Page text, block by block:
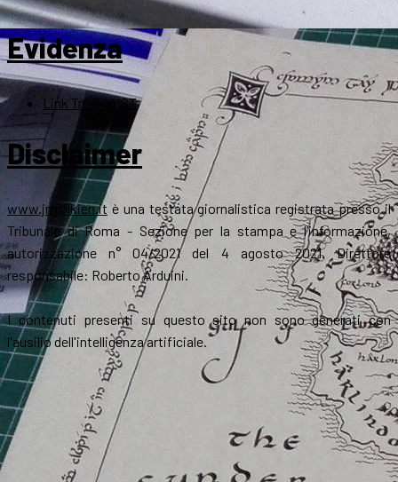
Evidenza
Link Tree – AIST
Disclaimer
www.jrrtolkien.it è una testata giornalistica registrata presso il
Tribunale di Roma - Sezione per la stampa e l’informazione,
autorizzazione n° 04/2021 del 4 agosto 2021. Direttore
responsabile: Roberto Arduini.
I contenuti presenti su questo sito non sono generati con
l'ausilio dell'intelligenza artificiale.